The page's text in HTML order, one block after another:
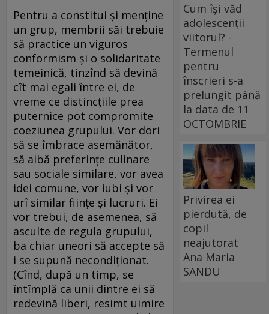
Pentru a constitui şi menţine
un grup, membrii săi trebuie
să practice un viguros
conformism şi o solidaritate
temeinică, tinzînd să devină
cît mai egali între ei, de
vreme ce distincţiile prea
puternice pot compromite
coeziunea grupului. Vor dori
să se îmbrace asemănător,
să aibă preferinţe culinare
sau sociale similare, vor avea
idei comune, vor iubi şi vor
urî similar fiinţe şi lucruri. Ei
vor trebui, de asemenea, să
asculte de regula grupului,
ba chiar uneori să accepte să
i se supună necondiţionat.
(Cînd, după un timp, se
întîmplă ca unii dintre ei să
redevină liberi, resimt uimire
Cum își văd
adolescenții
viitorul? -
Termenul
pentru
înscrieri s-a
prelungit până
la data de 11
OCTOMBRIE
Privirea ei
pierdută, de
copil
neajutorat
Ana Maria
SANDU